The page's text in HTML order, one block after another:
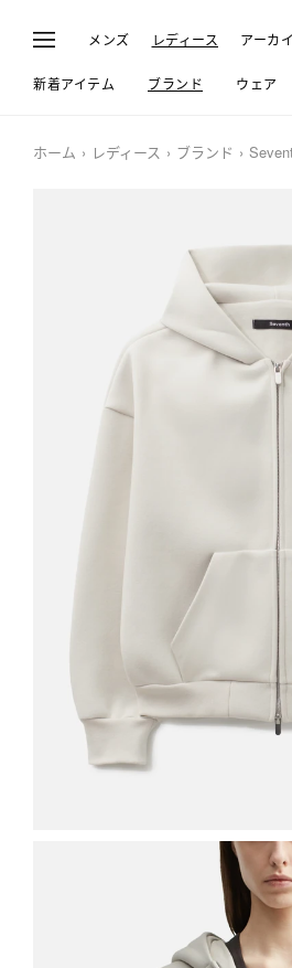
メンズ レディース アーカ
新着アイテム ブランド ウェア
ホーム レディース ブランド